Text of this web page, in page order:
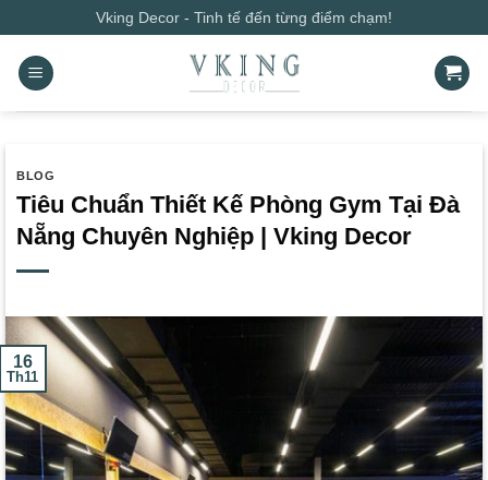
qua
nội
dung
Vking Decor - Tinh tế đến từng điểm chạm!
BLOG
Tiêu Chuẩn Thiết Kế Phòng Gym Tại Đà
Nẵng Chuyên Nghiệp | Vking Decor
16
Th11